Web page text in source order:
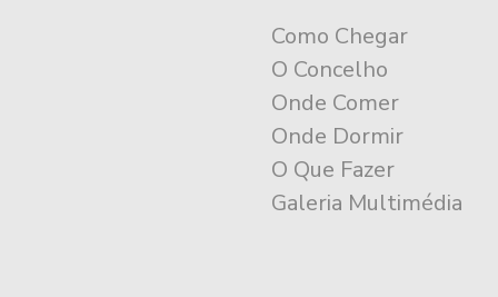
Como Chegar
O Concelho
Onde Comer
Onde Dormir
O Que Fazer
Galeria Multimédia